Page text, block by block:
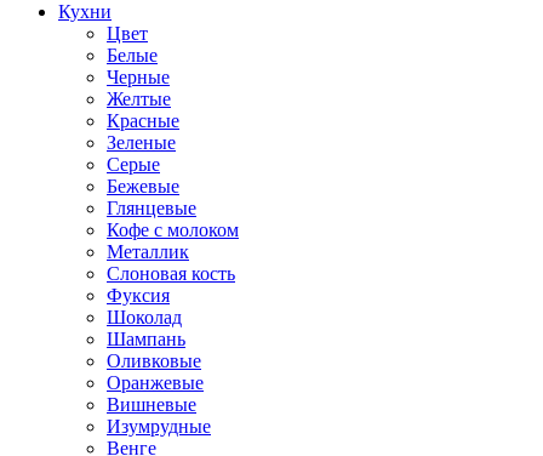
Кухни
Цвет
Белые
Черные
Желтые
Красные
Зеленые
Серые
Бежевые
Глянцевые
Кофе с молоком
Металлик
Слоновая кость
Фуксия
Шоколад
Шампань
Оливковые
Оранжевые
Вишневые
Изумрудные
Венге